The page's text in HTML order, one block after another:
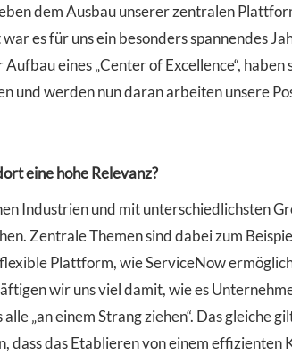
dem Ausbau unserer zentralen
es für uns ein besonders spannendes
eines „Center of Excellence“,
und werden nun daran arbeiten unsere
eine hohe Relevanz?
Industrien und mit unterschiedlichsten
Zentrale Themen sind dabei zum
Plattform, wie ServiceNow
wir uns viel damit, wie es
„an einem Strang ziehen“. Das gleiche
dass das Etablieren von einem